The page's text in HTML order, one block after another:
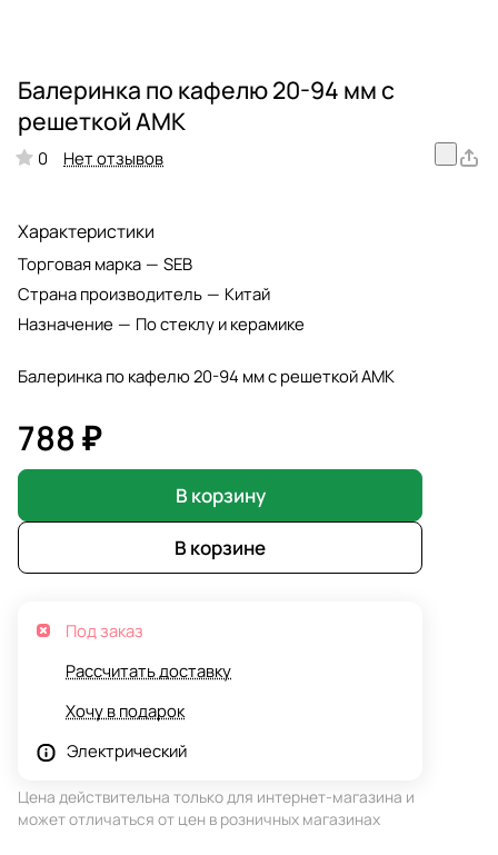
Балеринка по кафелю 20-94 мм с
решеткой АМК
0 Нет отзывов
Характеристики
Торговая марка — SEB
Страна производитель — Китай
Назначение — По стеклу и керамике
Балеринка по кафелю 20-94 мм с решеткой АМК
788 ₽
В корзину
В корзине
Под заказ
Рассчитать доставку
Хочу в подарок
Электрический
Цена действительна только для интернет-магазина и
может отличаться от цен в розничных магазинах